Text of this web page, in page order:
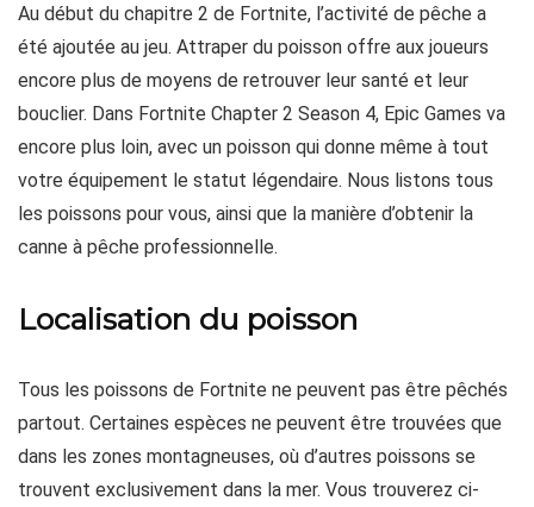
Au début du chapitre 2 de Fortnite, l’activité de pêche a
été ajoutée au jeu. Attraper du poisson offre aux joueurs
encore plus de moyens de retrouver leur santé et leur
bouclier. Dans Fortnite Chapter 2 Season 4, Epic Games va
encore plus loin, avec un poisson qui donne même à tout
votre équipement le statut légendaire. Nous listons tous
les poissons pour vous, ainsi que la manière d’obtenir la
canne à pêche professionnelle.
Localisation du poisson
Tous les poissons de Fortnite ne peuvent pas être pêchés
partout. Certaines espèces ne peuvent être trouvées que
dans les zones montagneuses, où d’autres poissons se
trouvent exclusivement dans la mer. Vous trouverez ci-